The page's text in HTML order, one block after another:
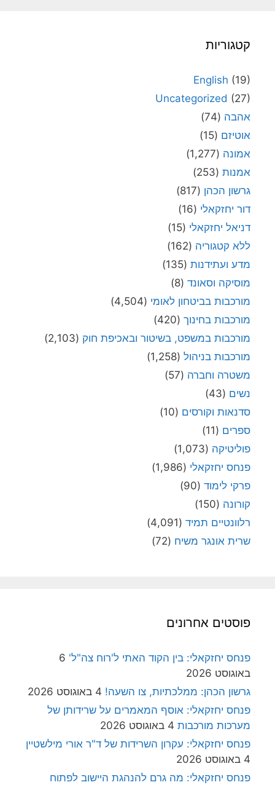
קטגוריות
English (19)
Uncategorized (27)
אהבה (74)
אוטיזם (15)
אמונה (1,277)
אמנות (253)
גרשון הכהן (817)
דור יחזקאלי (16)
דניאל יחזקאלי (15)
ללא קטגוריה (162)
מדע ועתידנות (135)
מוסיקה וסאונד (8)
מורכבות בביטחון לאומי (4,504)
מורכבות בחינוך (420)
מורכבות במשפט, בשיטור ובאכיפת חוק (2,103)
מורכבות בניהול (1,258)
משטרה וחברה (57)
נשים (43)
סדנאות וקורסים (10)
ספרים (11)
פוליטיקה (1,073)
פנחס יחזקאלי (1,986)
פרקי לימוד (90)
קורונה (150)
רלוונטיים תמיד (4,091)
שרית אונגר משיח (72)
פוסטים אחרונים
פנחס יחזקאלי: בין הקוד האתי ל'רוח צה"ל' 6
באוגוסט 2026
גרשון הכהן: ממלכתיות, צו השעה! 4 באוגוסט 2026
פנחס יחזקאלי: אוסף המאמרים על שרידותן של
מערכות מורכבות 4 באוגוסט 2026
פנחס יחזקאלי: עקרון השרידות של ד"ר אורי מילשטיין
4 באוגוסט 2026
פנחס יחזקאלי: מה גרם להנהגת היישוב לפתוח